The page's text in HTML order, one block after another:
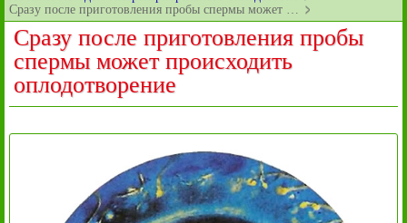
Сразу после приготовления пробы спермы может …
Сразу после приготовления пробы
спермы может происходить
оплодотворение